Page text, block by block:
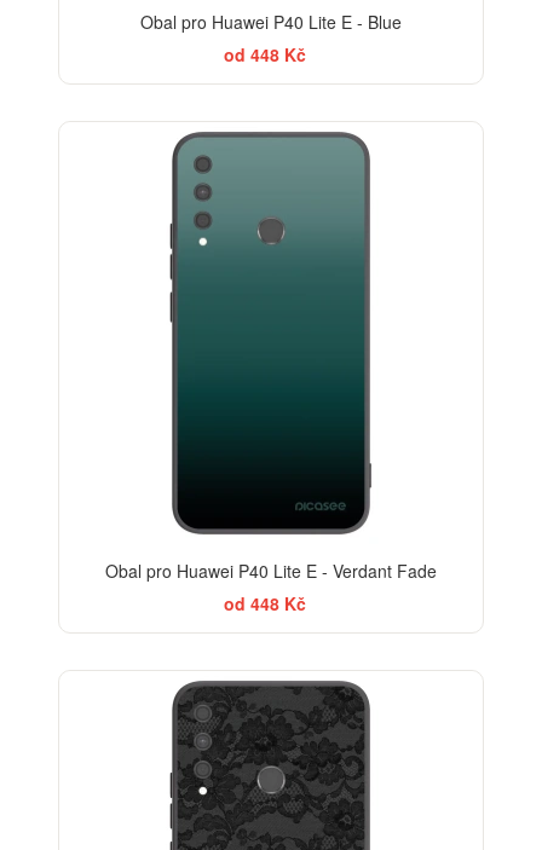
Obal pro Huawei P40 Lite E - Blue
od 448 Kč
Obal pro Huawei P40 Lite E - Verdant Fade
od 448 Kč